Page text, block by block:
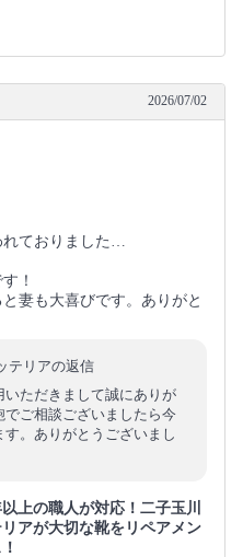
2026/07/02
ておりました…
！
妻も大喜びです。ありがと
テリアの返信
いただきまして誠にありが
でご相談ございましたら今
。ありがとうございまし
上の職人が対応！二子玉川
アが大切な靴をリペアメン